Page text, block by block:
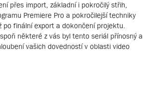
přes import, základní i pokročilý střih,
Premiere Pro a pokročilejší techniky
po finální export a dokončení projektu.
některé z vás byl tento seriál přínosný a
vašich dovedností v oblasti video